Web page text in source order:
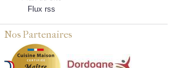
Flux rss
Nos Partenaires